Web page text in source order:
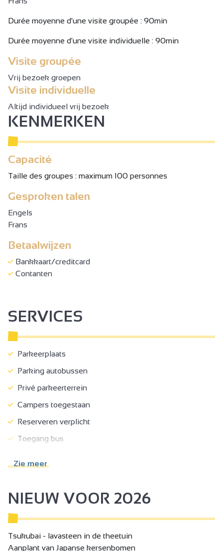
Durée moyenne d'une visite groupée : 90min
Durée moyenne d'une visite individuelle : 90min
Visite groupée
Vrij bezoek groepen
Visite individuelle
Altijd individueel vrij bezoek
KENMERKEN
Capacité
Taille des groupes : maximum 100 personnes
Gesproken talen
Engels
Frans
Betaalwijzen
Bankkaart/creditcard
Contanten
SERVICES
Parkeerplaats
Parking autobussen
Privé parkeerterrein
Campers toegestaan
Reserveren verplicht
Toegang bus
Zie meer
NIEUW VOOR 2026
Tsukubai - lavasteen in de theetuin
Aanplant van Japanse kersenbomen